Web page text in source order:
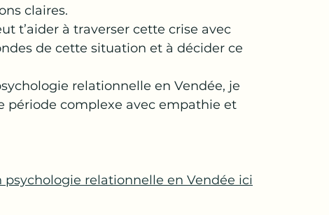
claires.
t’aider à traverser cette crise avec
de cette situation et à décider ce
relationnelle en Vendée, je
période complexe avec empathie et
relationnelle en Vendée ici